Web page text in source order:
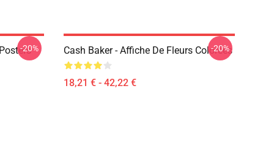
-20% Cash Baker - Affiche De Fleurs Colorées
18,21 € - 42,22 €
-20%